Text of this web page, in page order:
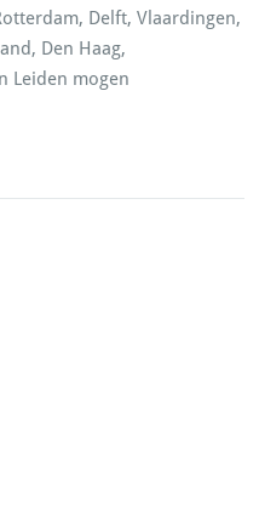
Delft, Vlaardingen,
Den Haag,
Leiden mogen